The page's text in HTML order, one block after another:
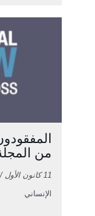
من
11 كانون الأول / ديسمبر، 2018
الإنساني